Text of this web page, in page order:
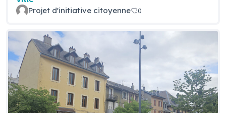
Projet d'initiative citoyenne 0